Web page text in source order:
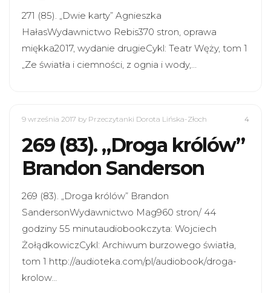
271 (85). „Dwie karty” Agnieszka
HałasWydawnictwo Rebis370 stron, oprawa
miękka2017, wydanie drugieCykl: Teatr Węży, tom 1
„Ze światła i ciemności, z ognia i wody,…
9 września 2017 by Przeczytanki Dorota Lińska-Złoch 4
269 (83). „Droga królów”
Brandon Sanderson
269 (83). „Droga królów” Brandon
SandersonWydawnictwo Mag960 stron/ 44
godziny 55 minutaudiobookczyta: Wojciech
ŻołądkowiczCykl: Archiwum burzowego światła,
tom 1 http://audioteka.com/pl/audiobook/droga-
krolow…